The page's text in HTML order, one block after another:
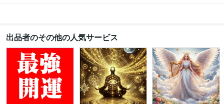
出品者のその他の人気サービス